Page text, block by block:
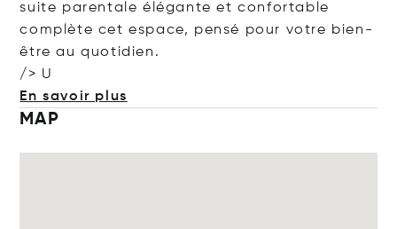
suite parentale élégante et confortable
complète cet espace, pensé pour votre bien-
être au quotidien.
/> U
En savoir plus
MAP